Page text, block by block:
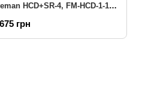
HCD+SR-4, FM-HCD-1-10-
грн